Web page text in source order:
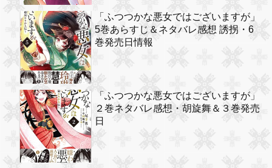
「ふつつかな悪女ではございますが」
5巻あらすじ＆ネタバレ感想 誘拐・6
巻発売日情報
「ふつつかな悪女ではございますが」
２巻ネタバレ感想・胡旋舞＆３巻発売
日